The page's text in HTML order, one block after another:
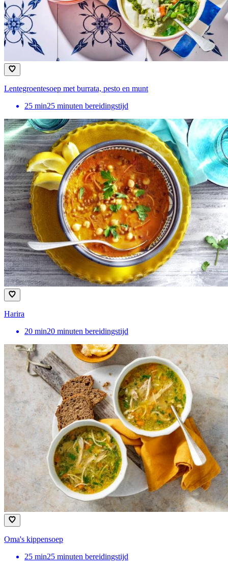
Lentegroentesoep met burrata, pesto en munt
25 min25 minuten bereidingstijd
Harira
20 min20 minuten bereidingstijd
Oma's kippensoep
25 min25 minuten bereidingstijd